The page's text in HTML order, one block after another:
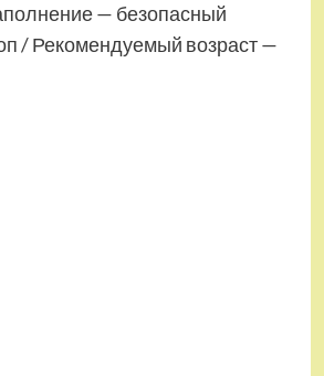
— безопасный
/ Рекомендуемый возраст —